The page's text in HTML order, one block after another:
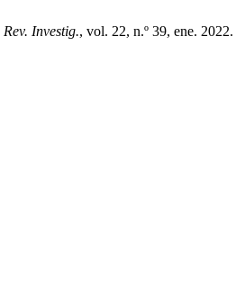
Rev. Investig., vol. 22, n.º 39, ene. 2022.